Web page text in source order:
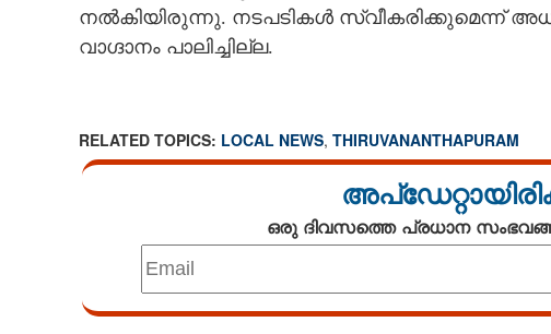
നൽകിയിരുന്നു. നടപടികൾ സ്വീകരിക്കുമെന്ന്
വാഗ്ദാനം പാലിച്ചില്ല.
RELATED TOPICS: LOCAL NEWS, THIRUVANANTHAPURAM
ഒരു ദിവസത്തെ പ്രധാന